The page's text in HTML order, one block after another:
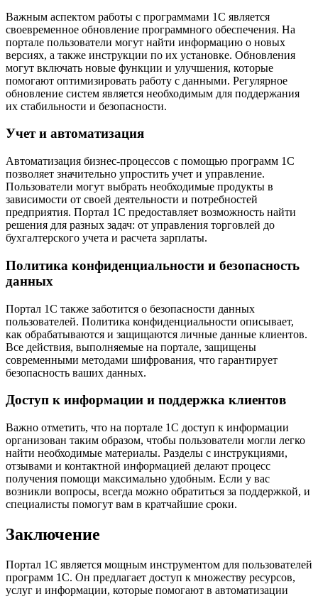
Важным аспектом работы с программами 1С является
своевременное обновление программного обеспечения. На
портале пользователи могут найти информацию о новых
версиях, а также инструкции по их установке. Обновления
могут включать новые функции и улучшения, которые
помогают оптимизировать работу с данными. Регулярное
обновление систем является необходимым для поддержания
их стабильности и безопасности.
Учет и автоматизация
Автоматизация бизнес-процессов с помощью программ 1С
позволяет значительно упростить учет и управление.
Пользователи могут выбрать необходимые продукты в
зависимости от своей деятельности и потребностей
предприятия. Портал 1С предоставляет возможность найти
решения для разных задач: от управления торговлей до
бухгалтерского учета и расчета зарплаты.
Политика конфиденциальности и безопасность
данных
Портал 1С также заботится о безопасности данных
пользователей. Политика конфиденциальности описывает,
как обрабатываются и защищаются личные данные клиентов.
Все действия, выполняемые на портале, защищены
современными методами шифрования, что гарантирует
безопасность ваших данных.
Доступ к информации и поддержка клиентов
Важно отметить, что на портале 1С доступ к информации
организован таким образом, чтобы пользователи могли легко
найти необходимые материалы. Разделы с инструкциями,
отзывами и контактной информацией делают процесс
получения помощи максимально удобным. Если у вас
возникли вопросы, всегда можно обратиться за поддержкой, и
специалисты помогут вам в кратчайшие сроки.
Заключение
Портал 1С является мощным инструментом для пользователей
программ 1С. Он предлагает доступ к множеству ресурсов,
услуг и информации, которые помогают в автоматизации